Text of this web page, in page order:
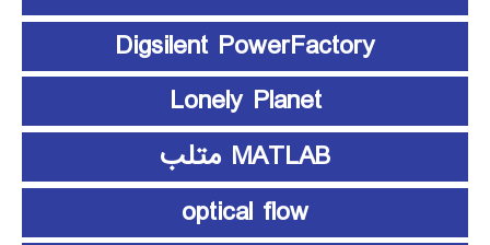
Digsilent PowerFactory
Lonely Planet
MATLAB متلب
optical flow